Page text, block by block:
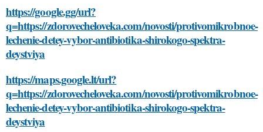
https://google.gg/url?
q=https://zdorovecheloveka.com/novosti/protivomikrobnoe-
lechenie-detey-vybor-antibiotika-shirokogo-spektra-
deystviya
https://maps.google.lt/url?
q=https://zdorovecheloveka.com/novosti/protivomikrobnoe-
lechenie-detey-vybor-antibiotika-shirokogo-spektra-
deystviya